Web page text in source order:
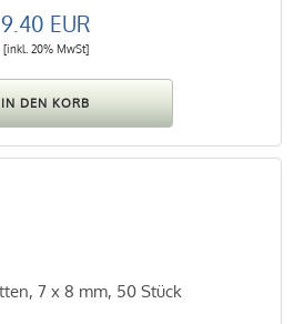
9.40 EUR
[inkl. 20% MwSt]